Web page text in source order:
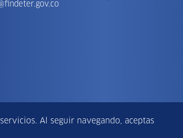
Findeter.Al seguir navegando, aceptas